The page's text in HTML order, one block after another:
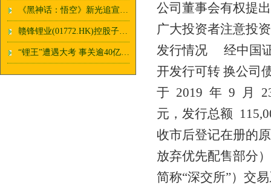
《黑神话：悟空》新光追宣传片发布：打Boss更高清了！
赣锋锂业(01772.HK)控股子公司 Minera Exar拟在境外发行不超过 2 亿美元或其他等值货币的债券
“锂王”遭遇大考 事关逾40亿美元投资
公司董事会有权提
广大投资者注意
发行情况 经中国证
开发行可转 换公司
于 2019 年 9 月
元，发行总额
收市后登记在册的
放弃优先配售部分
简称“深交所”）交